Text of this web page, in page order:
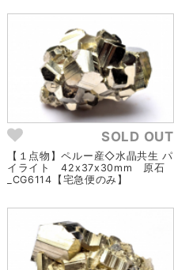
SOLD OUT
【１点物】ペルー産◇水晶共生 パ
イライト 42x37x30mm 原石
_CG6114【宅急便のみ】